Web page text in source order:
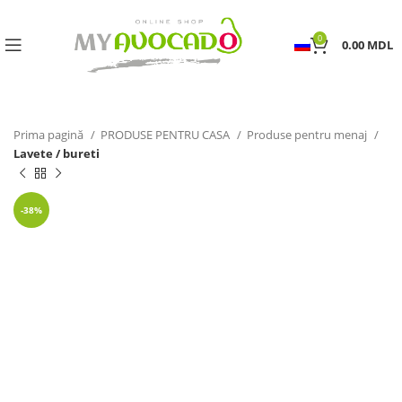
0 0.00 MDL
Prima pagină PRODUSE PENTRU CASA
Produse pentru menaj
Lavete / bureti
-38%